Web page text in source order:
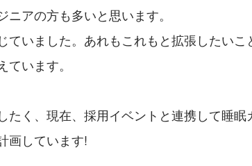
アの方も多いと思います。
ていました。あれもこれもと拡張したいこ
います。
たく、現在、採用イベントと連携して睡眠
画しています!